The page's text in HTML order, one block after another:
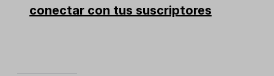
conectar con tus suscriptores